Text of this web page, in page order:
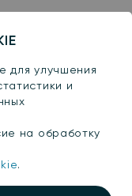
для улучшения
и
на обработку
.